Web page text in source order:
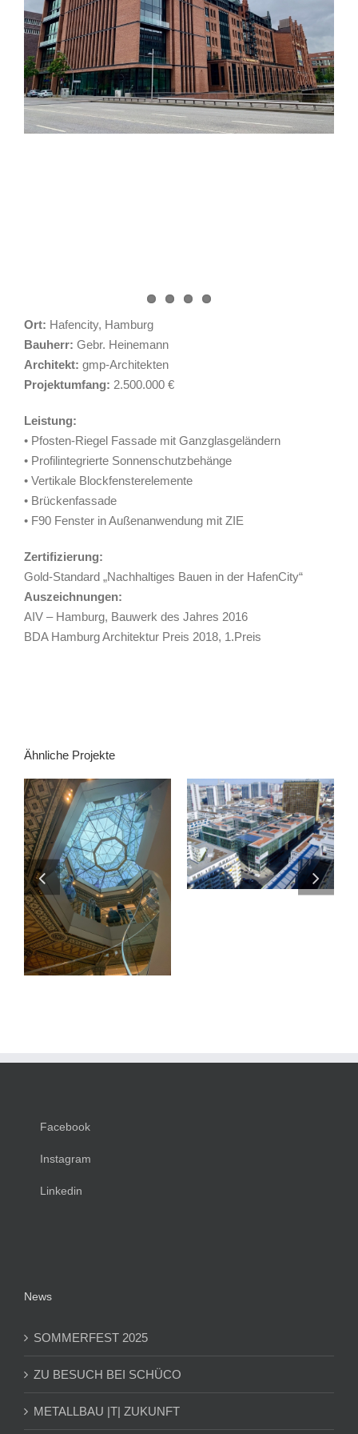
Ort: Hafencity, Hamburg
Bauherr: Gebr. Heinemann
Architekt: gmp-Architekten
Projektumfang: 2.500.000 €
Leistung:
• Pfosten-Riegel Fassade mit Ganzglasgeländern
• Profilintegrierte Sonnenschutzbehänge
• Vertikale Blockfensterelemente
• Brückenfassade
• F90 Fenster in Außenanwendung mit ZIE
Zertifizierung:
Gold-Standard „Nachhaltiges Bauen in der HafenCity“
Auszeichnungen:
AIV – Hamburg, Bauwerk des Jahres 2016
BDA Hamburg Architektur Preis 2018, 1.Preis
Ähnliche Projekte
ALTER WALL 2-8
AXEL SPRINGER
PASSAGE
Facebook
Instagram
Linkedin
News
SOMMERFEST 2025
ZU BESUCH BEI SCHÜCO
METALLBAU |T| ZUKUNFT